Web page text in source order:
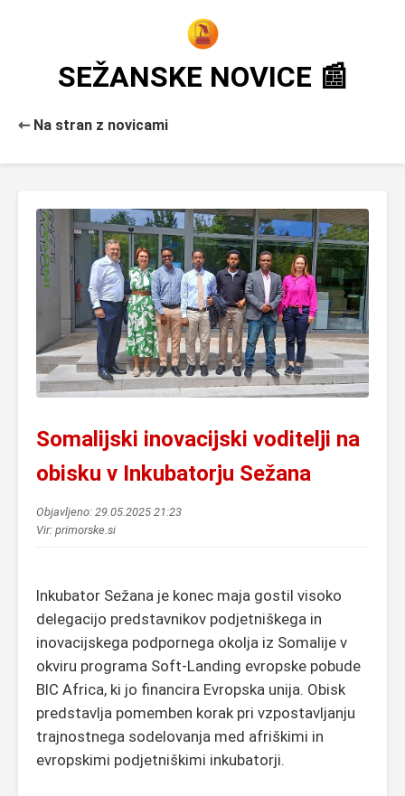
SEŽANSKE NOVICE 📰
⇽ Na stran z novicami
Somalijski inovacijski voditelji na
obisku v Inkubatorju Sežana
Objavljeno: 29.05.2025 21:23
Vir: primorske.si
Inkubator Sežana je konec maja gostil visoko
delegacijo predstavnikov podjetniškega in
inovacijskega podpornega okolja iz Somalije v
okviru programa Soft-Landing evropske pobude
BIC Africa, ki jo financira Evropska unija. Obisk
predstavlja pomemben korak pri vzpostavljanju
trajnostnega sodelovanja med afriškimi in
evropskimi podjetniškimi inkubatorji.